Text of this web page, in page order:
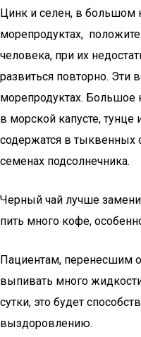
Цинк и селен, в большом
морепродуктах,
человека, при их
развиться повторно.
морепродуктах. Большое
в морской капусте,
содержатся в тыквенных
семенах подсолнечника.
Черный чай лучше
пить много кофе,
Пациентам, перенесшим
выпивать много
сутки, это будет
выздоровлению.